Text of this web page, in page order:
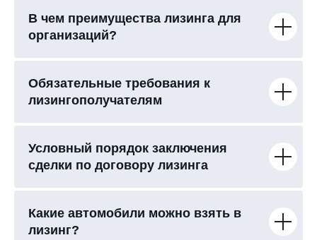
В чем преимущества лизинга для
организаций?
Обязательные требования к
лизингополучателям
Условный порядок заключения
сделки по договору лизинга
Какие автомобили можно взять в
лизинг?